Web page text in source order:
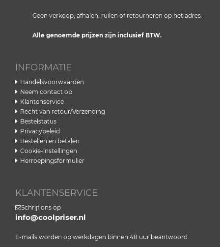
Geen verkoop, afhalen, ruilen of retourneren op het adres.
Alle genoemde prijzen zijn inclusief BTW.
INFORMATIE
Handelsvoorwaarden
Neem contact op
Klantenservice
Recht van retour/Verzending
Bestelstatus
Privacybeleid
Bestellen en betalen
Cookie-instellingen
Herroepingsformulier
KLANTENSERVICE
Schrijf ons op
info@coolpriser.nl
E-mails worden op werkdagen binnen 48 uur beantwoord.